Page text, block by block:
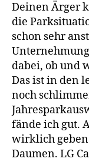
Deinen Ärger
die
schon sehr
dabei, ob und
Das ist in den
noch
fände ich gut.
wirklich
Daumen. LG